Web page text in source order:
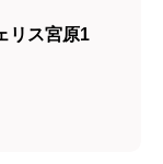
リス宮原1